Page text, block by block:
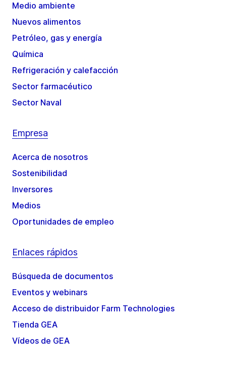
Medio ambiente
Nuevos alimentos
Petróleo, gas y energía
Química
Refrigeración y calefacción
Sector farmacéutico
Sector Naval
Empresa
Acerca de nosotros
Sostenibilidad
Inversores
Medios
Oportunidades de empleo
Enlaces rápidos
Búsqueda de documentos
Eventos y webinars
Acceso de distribuidor Farm Technologies
Tienda GEA
Vídeos de GEA